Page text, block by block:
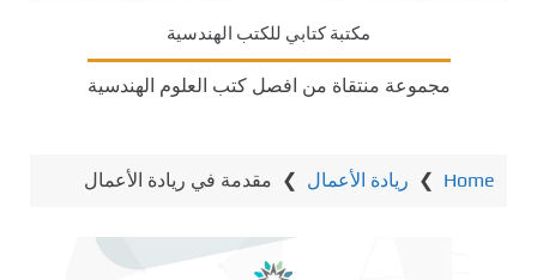
مكتبة كتابي للكتب الهندسية
مجموعة منتقاة من افصل كتب العلوم الهندسية
Home
❯ ريادة الأعمال ❯ مقدمة في ريادة الأعمال